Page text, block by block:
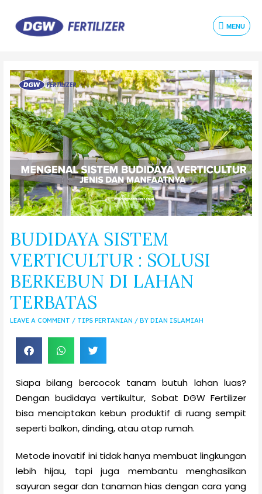
MENU
BUDIDAYA SISTEM
VERTICULTUR : SOLUSI
BERKEBUN DI LAHAN
TERBATAS
LEAVE A COMMENT / TIPS PERTANIAN / BY DIAN ISLAMIAH
Siapa bilang bercocok tanam butuh lahan luas?
Dengan budidaya vertikultur, Sobat DGW Fertilizer
bisa menciptakan kebun produktif di ruang sempit
seperti balkon, dinding, atau atap rumah.
Metode inovatif ini tidak hanya membuat lingkungan
lebih hijau, tapi juga membantu menghasilkan
sayuran segar dan tanaman hias dengan cara yang